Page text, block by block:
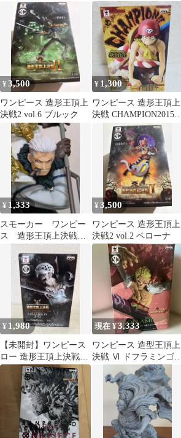
ット
ー・ロー
¥3,500
ワンピース 造形王頂上
決戦2 vol.6 ブルック
¥ 1,300
ワンピース 造形王頂上
決戦 CHAMPION2015
FILM GOLD ルフィ
¥ 1,333
スモーカー ワンピー
ス 造形王頂上決戦
Ⅵ vol.5 ⚠️箱なし
¥3,500
ワンピース 造形王頂上
決戦2 vol.2 ペローナ
¥ 1,980
【未開封】ワンピース
ロー 造形王頂上決戦
CHAMPION2012
現在 ¥3,333
ワンピース 造型王頂上
決戦 Ⅵ ドフラミンゴ
漫画 アニメ フィギュア